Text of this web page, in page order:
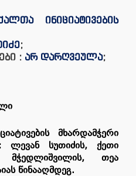
ინიციატივების
;
: არ დარღვეულა;
მხარდამჭერი
ლევან სუთიძის, ქეთი
მჭედლიშვილის, თეა
წინააღმდეგ.